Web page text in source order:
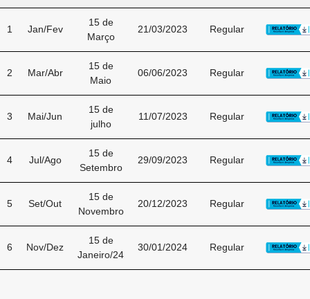
1 Jan/Fev
15 de
Março
21/03/2023 Regular
2 Mar/Abr
15 de
Maio
06/06/2023 Regular
3 Mai/Jun
15 de
julho
11/07/2023 Regular
4 Jul/Ago
15 de
Setembro
29/09/2023 Regular
5 Set/Out
15 de
Novembro
20/12/2023 Regular
6 Nov/Dez
15 de
Janeiro/24
30/01/2024 Regular